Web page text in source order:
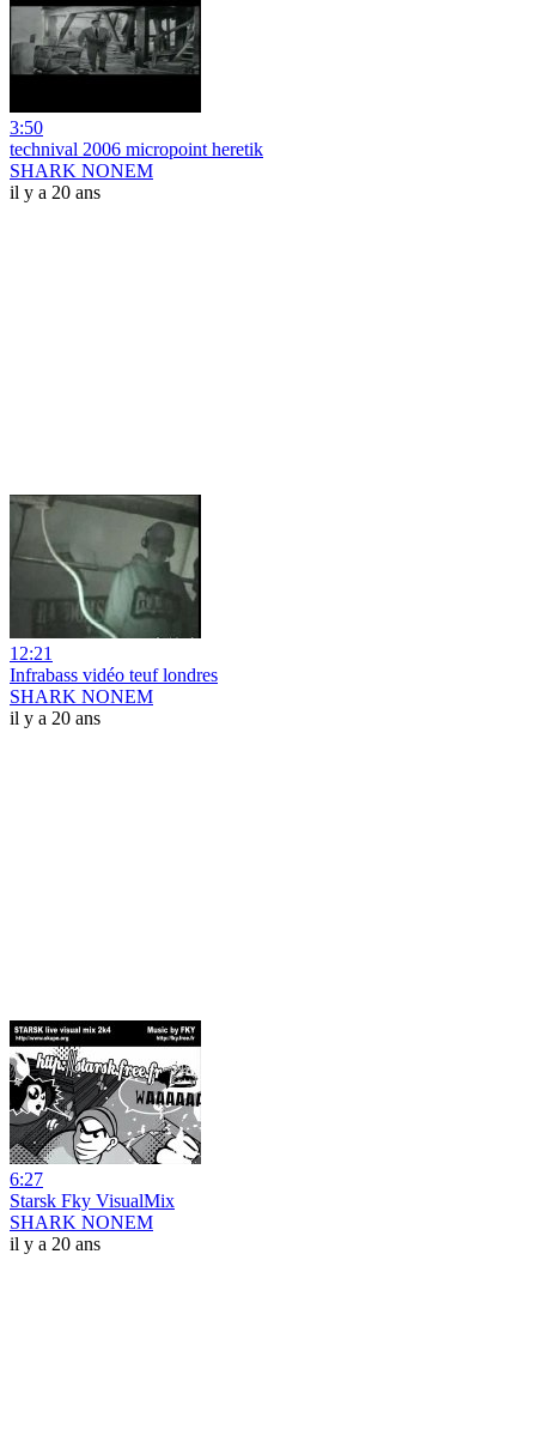
3:50
technival 2006 micropoint heretik
SHARK NONEM
il y a 20 ans
12:21
Infrabass vidéo teuf londres
SHARK NONEM
il y a 20 ans
6:27
Starsk Fky VisualMix
SHARK NONEM
il y a 20 ans